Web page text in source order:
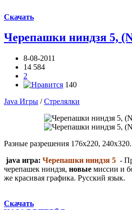
Скачать
Черепашки ниндзя 5,
8-08-2011
14 584
2
140
Java Игры /Стрелялки
Разные разрешения 176х220, 240х320.
java игра: Черепашки ниндзя 5 -
черепашек ниндзя, новые миcсии и
же красивая графика. Русский язык.
Скачать